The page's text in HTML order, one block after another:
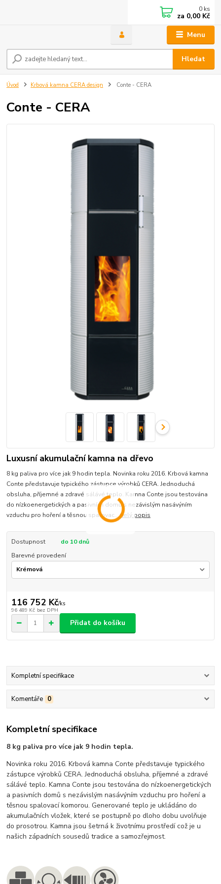
Menu
Hledat
0 ks
za 0,00 Kč
Úvod Krbová kamna CERA design Conte - CERA
Conte - CERA
Luxusní akumulační kamna na dřevo
8 kg paliva pro více jak 9 hodin tepla. Novinka roku 2016. Krbová kamna
Conte představuje typického zástupce výrobků CERA. Jednoduchá
obsluha, příjemné a zdravé sálávé teplo. Kamna Conte jsou testována
do nízkoenergetických a pasivních domů s nezávislým nasávýním
vzduchu pro hoření a těsnou spalovac...celý popis
Dostupnost
do 10 dnů
Barevné provedení
116 752 Kč/ks
96 489 Kč bez DPH
Přidat do košíku
Kompletní specifikace
Komentáře 0
Kompletní specifikace
8 kg paliva pro více jak 9 hodin tepla.
Novinka roku 2016. Krbová kamna Conte představuje typického
zástupce výrobků CERA. Jednoduchá obsluha, příjemné a zdravé
sálávé teplo. Kamna Conte jsou testována do nízkoenergetických
a pasivních domů s nezávislým nasávýním vzduchu pro hoření a
těsnou spalovací komorou. Generované teplo je ukládáno do
akumulačních vložek, které se postupně po dloho dobu uvolňuje
do prosotrou. Kamna jsou šetrná k životnímu prostředí což je u
našich západních sousedů tradice a samozřejmost.